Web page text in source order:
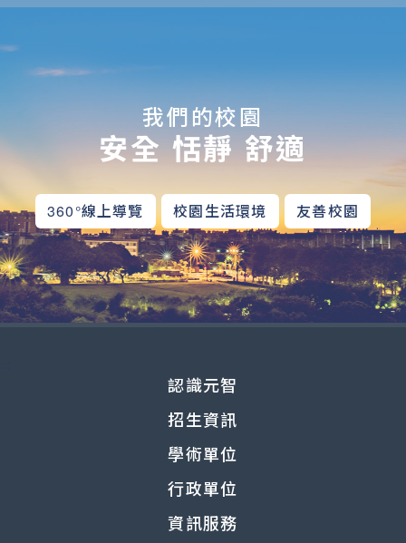
我們的校園
安全 恬靜 舒適
360°線上導覽 校園生活環境 友善校園
認識元智
招生資訊
學術單位
行政單位
資訊服務